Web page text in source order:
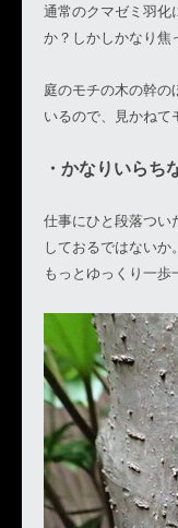
通常のクマゼミ羽化
か？しかしかなり焦
庭のモチの木の幹の
いるので、見かねて
・かなりいらち
仕事にひと段落つい
しておるではない
もっとゆっくり一歩